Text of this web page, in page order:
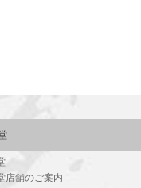
店舗のご案内